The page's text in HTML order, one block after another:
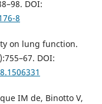
DOI:
8
on lung function.
DOI:
IM de, Binotto V,